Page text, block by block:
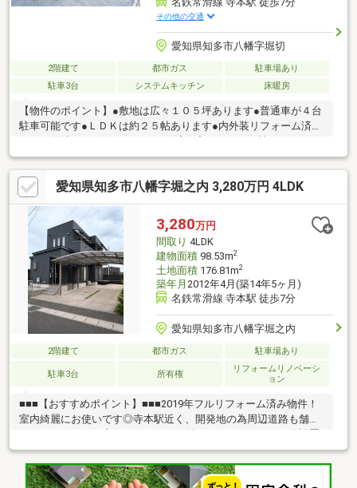
その他の交通
愛知県知多市八幡字堀切
2階建て 都市ガス
駐車場あり
駐車3台
システムキッチン 床暖房
【物件のポイント】●敷地は広々１０５坪あります●普通車が４台
駐車可能です●ＬＤＫは約２５帖あります●内外装リフォーム済み
豊富な収納が魅力です。【周辺環境のポイント】●駅まで徒歩５
分の好立地です●コンビニまで徒歩５分です●小学校まで徒歩１５
分です＊駅やコンビニが徒歩５分圏内です。毎日の通勤通学やお
買い物が快適な環境です。
愛知県知多市八幡字堀之内 3,280万円 4LDK
3,280万円
間取り 4LDK
建物面積98.53m2
土地面積176.81m2
築年月 2012年4月(築14年5ヶ月)
名鉄常滑線 寺本駅 徒歩7分
愛知県知多市八幡字堀之内
2階建て 都市ガス 駐車場あり
駐車3台 所有権
リフォームリノベーシ
ョン
■■■【おすすめポイント】■■■2019年フルリフォーム済み物件！
室内綺麗にお使いです◎寺本駅近く、開発地の為周辺道路も舗装
で採光と通風に優れています！コンビニやスーパー、駅も近く周
辺施設が充実した通勤通学にも便利な住みよい住環境◎■■■【周
辺環境】■■■・平和堂知多店 徒歩約6分・クリエイトＳＤ知多平